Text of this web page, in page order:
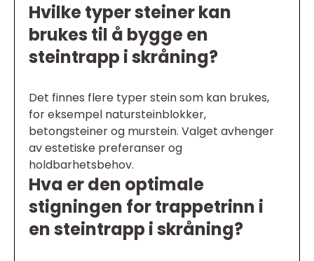
Hvilke typer steiner kan
brukes til å bygge en
steintrapp i skråning?
Det finnes flere typer stein som kan brukes,
for eksempel natursteinblokker,
betongsteiner og murstein. Valget avhenger
av estetiske preferanser og
holdbarhetsbehov.
Hva er den optimale
stigningen for trappetrinn i
en steintrapp i skråning?